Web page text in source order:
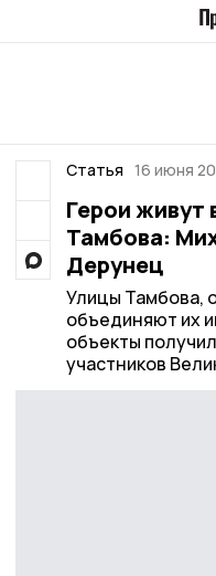
Статья 16 июня
Герои живут
Тамбова:
Дерунец
Улицы Тамбова,
объединяют их
объекты
участников